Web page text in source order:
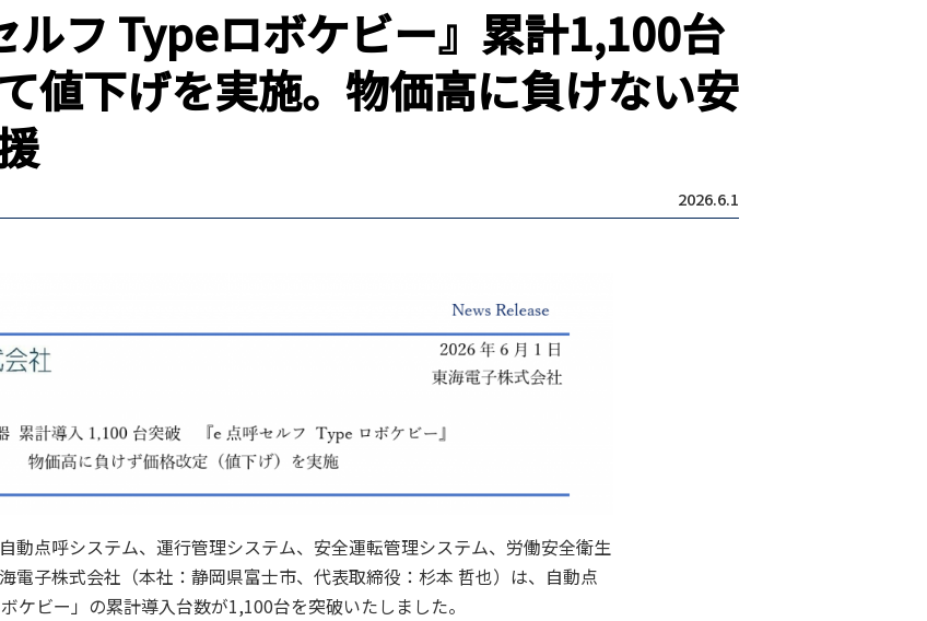
ルフ Typeロボケビー』累計1,100台
値下げを実施。物価高に負けない安
2026.6.1
動点呼システム、運行管理システム、安全運転管理システム、労働安全衛生
電子株式会社（本社：静岡県富士市、代表取締役：杉本 哲也）は、自動点
ケビー」の累計導入台数が1,100台を突破いたしました。